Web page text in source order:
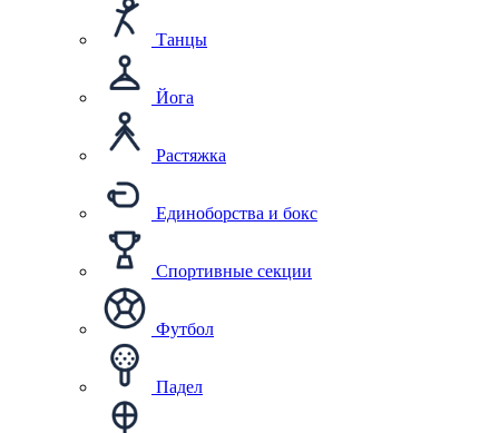
Танцы
Йога
Растяжка
Единоборства и бокс
Спортивные секции
Футбол
Падел